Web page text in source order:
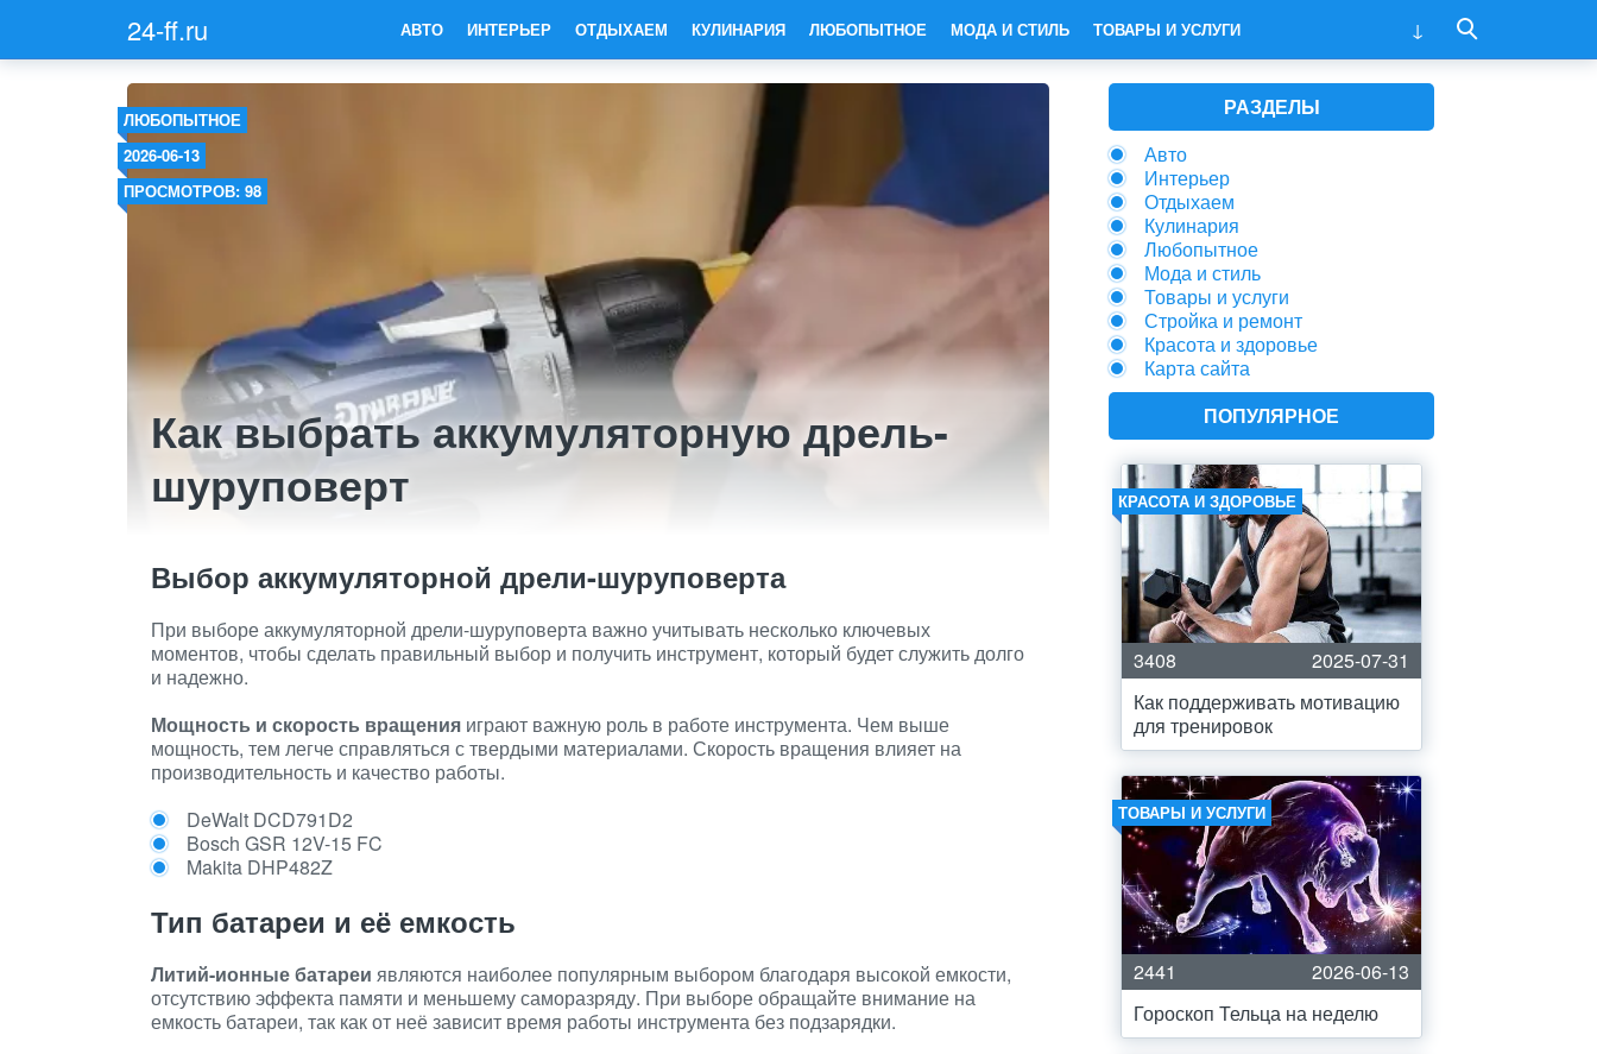
24-ff.ru АВТО ИНТЕРЬЕР ОТДЫХАЕМ КУЛИНАРИЯ ЛЮБОПЫТНОЕ МОДА И СТИЛЬ ТОВАРЫ И УСЛУГИ
ЛЮБОПЫТНОЕ
2026-06-13
ПРОСМОТРОВ: 98
Как выбрать аккумуляторную дрель-
шуруповерт
Выбор аккумуляторной дрели-шуруповерта
При выборе аккумуляторной дрели-шуруповерта важно учитывать несколько ключевых
моментов, чтобы сделать правильный выбор и получить инструмент, который будет служить долго
и надежно.
Мощность и скорость вращения играют важную роль в работе инструмента. Чем выше
мощность, тем легче справляться с твердыми материалами. Скорость вращения влияет на
производительность и качество работы.
DeWalt DCD791D2
Bosch GSR 12V-15 FC
Makita DHP482Z
Тип батареи и её емкость
Литий-ионные батареи являются наиболее популярным выбором благодаря высокой емкости,
отсутствию эффекта памяти и меньшему саморазряду. При выборе обращайте внимание на
емкость батареи, так как от неё зависит время работы инструмента без подзарядки.
РАЗДЕЛЫ
Авто
Интерьер
Отдыхаем
Кулинария
Любопытное
Мода и стиль
Товары и услуги
Стройка и ремонт
Красота и здоровье
Карта сайта
ПОПУЛЯРНОЕ
КРАСОТА И ЗДОРОВЬЕ
3408
2025-07-31
Как поддерживать мотивацию
для тренировок
ТОВАРЫ И УСЛУГИ
2441
2026-06-13
Гороскоп Тельца на неделю